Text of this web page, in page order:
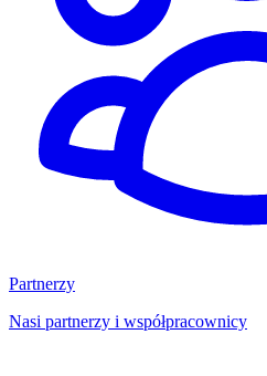
Partnerzy
Nasi partnerzy i współpracownicy